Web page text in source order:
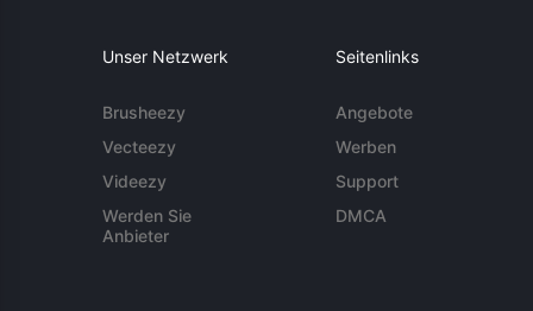
Unser Netzwerk
Brusheezy
Vecteezy
Videezy
Werden Sie
Anbieter
Seitenlinks
Angebote
Werben
Support
DMCA